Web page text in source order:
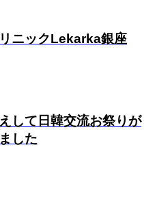
ニックLekarka銀座
して日韓交流お祭りが
した